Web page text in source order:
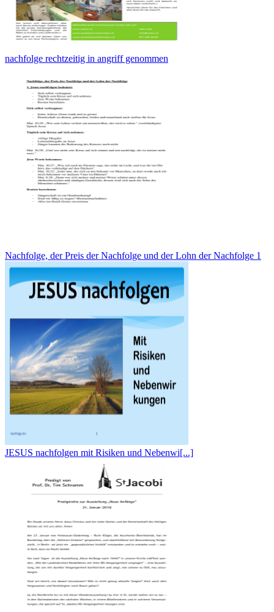
nachfolge rechtzeitig in angriff genommen
Nachfolge, der Preis der Nachfolge und der Lohn der Nachfolge 1
JESUS nachfolgen mit Risiken und Nebenwi[...]